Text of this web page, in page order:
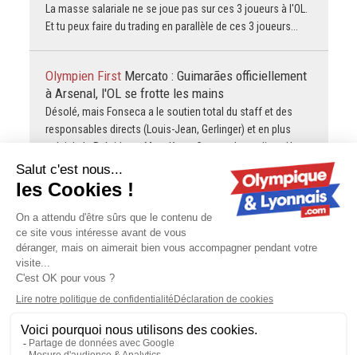
La masse salariale ne se joue pas sur ces 3 joueurs à l'OL.
Et tu peux faire du trading en parallèle de ces 3 joueurs...
Olympien First Mercato : Guimarães officiellement
à Arsenal, l'OL se frotte les mains
Désolé, mais Fonseca a le soutien total du staff et des
responsables directs (Louis-Jean, Gerlinger) et en plus
celui de la Présidente Mme Kang. Comme le souligne Hugo
Guillemet, même…
cavegoneOL : Paulo Fonseca, dernière année et
puis s'en va ?
H.S: Benatia qui crache sur Longoria avec un soupçon de
melonite aigue: « Tu t’es senti trahi par Longoria? » « Je me
suis senti trahi par la situation, moi je suis parti…